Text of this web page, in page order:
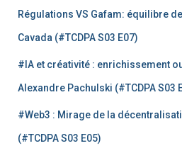
Régulations VS Gafam: équilibre
Cavada (#TCDPA S03 E07)
#IA et créativité : enrichissement
Alexandre Pachulski (#TCDPA S03
#Web3 : Mirage de la
(#TCDPA S03 E05)